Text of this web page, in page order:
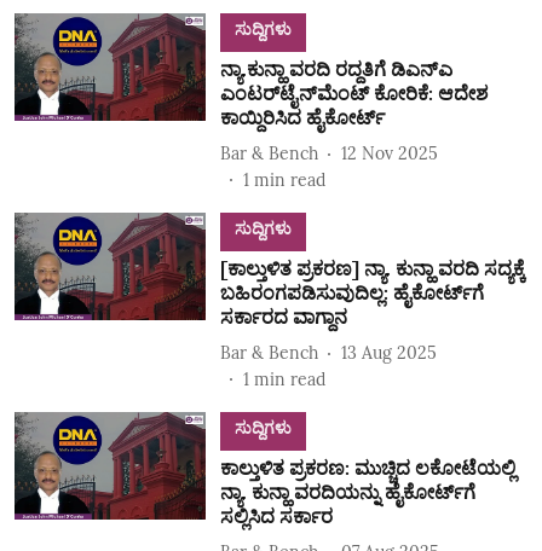
ಸುದ್ದಿಗಳು
ನ್ಯಾ.ಕುನ್ಹಾ ವರದಿ ರದ್ದತಿಗೆ ಡಿಎನ್‌ಎ
ಎಂಟರ್‌ಟೈನ್‌ಮೆಂಟ್‌ ಕೋರಿಕೆ: ಆದೇಶ
ಕಾಯ್ದಿರಿಸಿದ ಹೈಕೋರ್ಟ್‌
Bar & Bench
12 Nov 2025
1 min read
ಸುದ್ದಿಗಳು
[ಕಾಲ್ತುಳಿತ ಪ್ರಕರಣ] ನ್ಯಾ. ಕುನ್ಹಾ ವರದಿ ಸದ್ಯಕ್ಕೆ
ಬಹಿರಂಗಪಡಿಸುವುದಿಲ್ಲ: ಹೈಕೋರ್ಟ್‌ಗೆ
ಸರ್ಕಾರದ ವಾಗ್ದಾನ
Bar & Bench
13 Aug 2025
1 min read
ಸುದ್ದಿಗಳು
ಕಾಲ್ತುಳಿತ ಪ್ರಕರಣ: ಮುಚ್ಚಿದ ಲಕೋಟೆಯಲ್ಲಿ
ನ್ಯಾ. ಕುನ್ಹಾ ವರದಿಯನ್ನು ಹೈಕೋರ್ಟ್‌ಗೆ
ಸಲ್ಲಿಸಿದ ಸರ್ಕಾರ